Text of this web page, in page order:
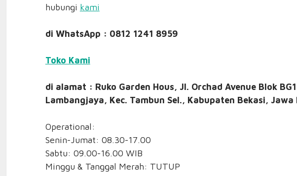
hubungi kami
di WhatsApp : 0812 1241 8959
Toko Kami
di alamat : Ruko Garden Hous, Jl. Orchad Avenue Blok
Lambangjaya, Kec. Tambun Sel., Kabupaten Bekasi, Jawa
Operational:
Senin-Jumat: 08.30-17.00
Sabtu: 09.00-16.00 WIB
Minggu & Tanggal Merah: TUTUP